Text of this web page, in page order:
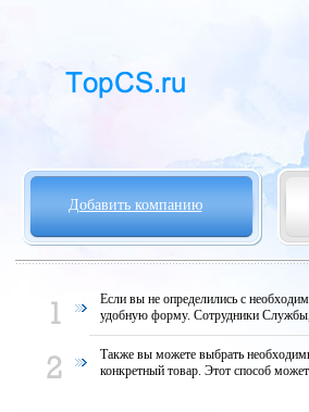
Добавить компанию
Если вы не определились с
удобную форму. Сотрудники
Также вы можете выбрать
конкретный товар. Этот способ